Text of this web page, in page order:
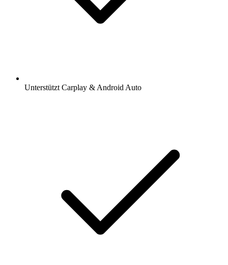
Unterstützt Carplay & Android Auto